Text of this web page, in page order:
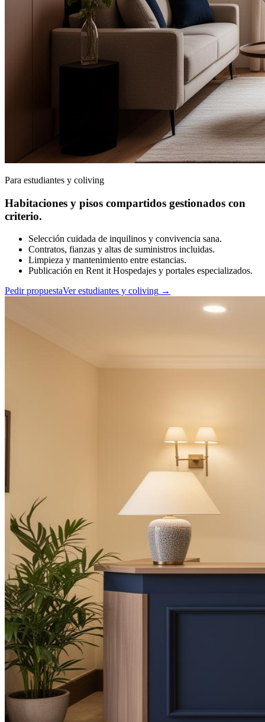
Para estudiantes y coliving
Habitaciones y pisos compartidos gestionados con
criterio.
Selección cuidada de inquilinos y convivencia sana.
Contratos, fianzas y altas de suministros incluidas.
Limpieza y mantenimiento entre estancias.
Publicación en Rent it Hospedajes y portales especializados.
Pedir propuestaVer estudiantes y coliving →